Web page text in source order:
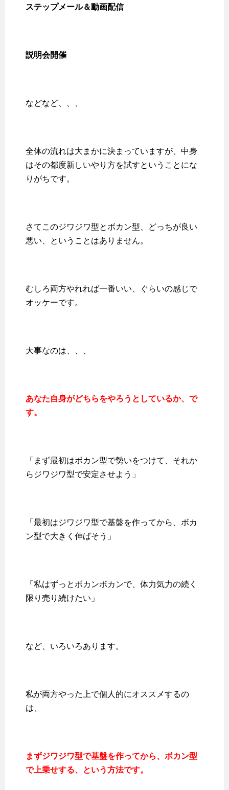
ステップメール＆動画配信
説明会開催
などなど、、、
全体の流れは大まかに決まっていますが、中身
はその都度新しいやり方を試すということにな
りがちです。
さてこのジワジワ型とボカン型、どっちが良い
悪い、ということはありません。
むしろ両方やれれば一番いい、ぐらいの感じで
オッケーです。
大事なのは、、、
あなた自身がどちらをやろうとしているか、で
す。
「まず最初はボカン型で勢いをつけて、それか
らジワジワ型で安定させよう」
「最初はジワジワ型で基盤を作ってから、ボカ
ン型で大きく伸ばそう」
「私はずっとボカンボカンで、体力気力の続く
限り売り続けたい」
など、いろいろあります。
私が両方やった上で個人的にオススメするの
は、
まずジワジワ型で基盤を作ってから、ボカン型
で上乗せする、という方法です。